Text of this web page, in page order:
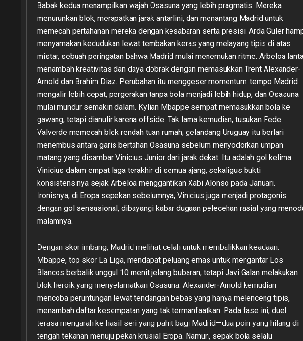
Babak kedua menampilkan wajah Osasuna yang lebih pragmatis. Mereka
menurunkan blok, merapatkan jarak antarlini, dan menantang Madrid untuk
memecah pertahanan mereka dengan kesabaran serta presisi. Arda Guler
menyamakan kedudukan lewat tembakan keras yang melayang tipis di atas
mistar, sebuah peringatan bahwa Madrid mulai menemukan ritme. Arbeloa
menambah kreativitas dan daya dobrak dengan memasukkan Trent Alexander-
Arnold dan Brahim Diaz. Perubahan itu menggeser momentum: tempo Madrid
mengalir lebih cepat, pergerakan tanpa bola menjadi lebih hidup, dan Osasuna
mulai mundur semakin dalam. Kylian Mbappe sempat memasukkan bola ke
gawang, tetapi dianulir karena offside. Tak lama kemudian, tusukan Fede
Valverde memecah blok rendah tuan rumah; gelandang Uruguay itu berlari
menembus antara garis bertahan Osasuna sebelum menyodorkan umpan
matang yang disambar Vinicius Junior dari jarak dekat. Itu adalah gol kelima
Vinicius dalam empat laga terakhir di semua ajang, sekaligus bukti
konsistensinya sejak Arbeloa menggantikan Xabi Alonso pada Januari.
Ironisnya, di Eropa sepekan sebelumnya, Vinicius juga menjadi protagonis
dengan gol sensasional, dibayangi kabar dugaan pelecehan rasial yang
malamnya.
Dengan skor imbang, Madrid melihat celah untuk membalikkan keadaan.
Mbappe, top skor La Liga, mendapat peluang emas untuk mengantar Los
Blancos berbalik unggul 10 menit jelang bubaran, tetapi Javi Galan melakukan
blok heroik yang menyelamatkan Osasuna. Alexander-Arnold kemudian
mencoba peruntungan lewat tendangan bebas yang hanya melenceng tipis,
menambah daftar kesempatan yang tak termanfaatkan. Pada fase ini, duel
terasa mengarah ke hasil seri yang pahit bagi Madrid—dua poin yang hilang di
tengah tekanan menuju pekan krusial Eropa. Namun, sepak bola selalu